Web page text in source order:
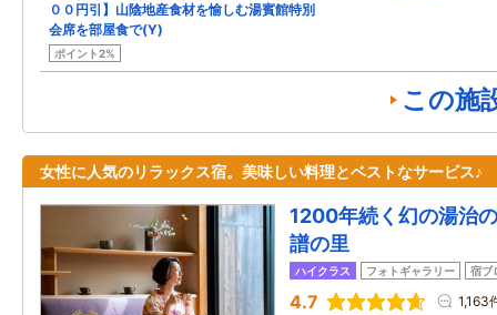
００円引】山陰地産食材を愉しむ湯賓館特別
会席を部屋食で(Y)
ポイント2%
この施
女性に人気のリラックス宿。美味しい料理とベストなサービス♪
1200年続く幻の湯
譜の里
ハイクラス フォトギャラリー 宿ブ
4.7 1,163